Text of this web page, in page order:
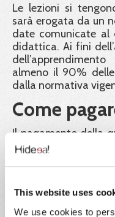
This website uses
We use cookies to
Le lezioni si
sarà erogata da un
date comunicate al
didattica. Ai fini
almeno il 90%
dalla normativa
Come
Il pagamento della
effettuato entro 5
data di inizio del
caso confermate
pagamenti. La
composta da un